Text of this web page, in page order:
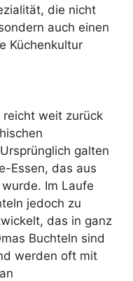
die nicht
auch einen
Küchenkultur
reicht weit zurück
galten
Essen, das aus
Im Laufe
jedoch zu
das in ganz
Buchteln sind
werden oft mit